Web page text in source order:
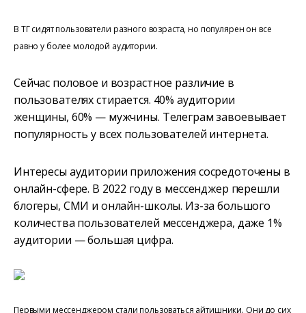
В ТГ сидят пользователи разного возраста, но популярен он все
равно у более молодой аудитории.
Сейчас половое и возрастное различие в
пользователях стирается. 40% аудитории
женщины, 60% — мужчины. Телеграм завоевывает
популярность у всех пользователей интернета.
Интересы аудитории приложения сосредоточены в
онлайн-сфере. В 2022 году в мессенджер перешли
блогеры, СМИ и онлайн-школы. Из-за большого
количества пользователей мессенджера, даже 1%
аудитории — большая цифра.
Первыми мессенджером стали пользоваться айтишники. Они до сих